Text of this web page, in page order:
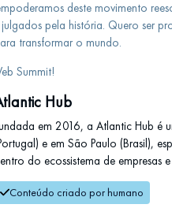
deste movimento
pela história. Quero ser
transformar o mundo.
Summit!
Hub
em 2016, a Atlantic Hub é
e em São Paulo (Brasil),
do ecossistema de empresas e
Conteúdo criado por humano